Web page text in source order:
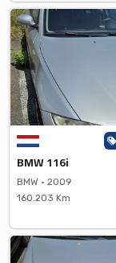
BMW 116i
BMW • 2009
160.203 Km